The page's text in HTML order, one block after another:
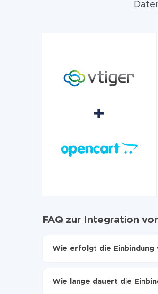
FAQ zur Integration
Wie erfolgt die Einbindung
Automatische Aktualisierung
Wie lange dauert die